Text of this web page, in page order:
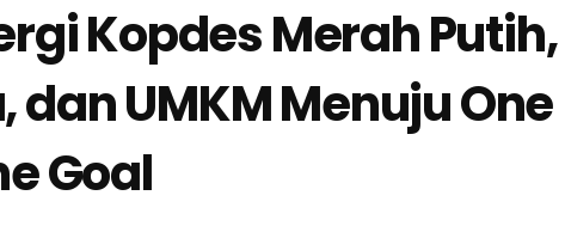
Kopdes Merah Putih,
dan UMKM Menuju One
Goal